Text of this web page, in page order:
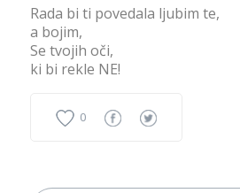
Rada bi ti povedala ljubim te,
a bojim,
Se tvojih oči,
ki bi rekle NE!
0